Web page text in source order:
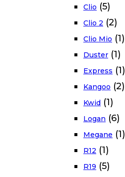
Clio (5)
Clio 2 (2)
Clio Mio (1)
Duster (1)
Express (1)
Kangoo (2)
Kwid (1)
Logan (6)
Megane (1)
R12 (1)
R19 (5)